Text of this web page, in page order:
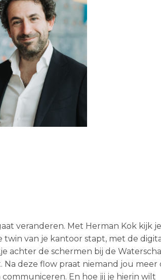
veranderen. Met Herman Kok kijk
twin van je kantoor stapt, met de
achter de schermen bij de
Na deze flow praat niemand jou meer
En hoe jij je hierin wilt